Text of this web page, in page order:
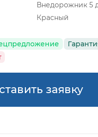
Внедорожник 5
Красный
заявку